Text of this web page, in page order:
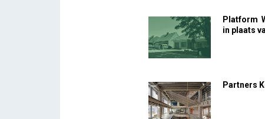
Platform
in plaats
Partners